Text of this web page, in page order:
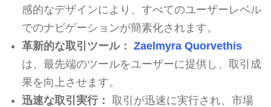
感的なデザインにより、すべてのユーザーレベル
でのナビゲーションが簡素化されます。
革新的な取引ツール： Zaelmyra Quorvethis
は、最先端のツールをユーザーに提供し、取引成
果を向上させます。
迅速な取引実行： 取引が迅速に実行され、市場